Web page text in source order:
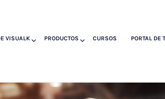
VISUALK PRODUCTOS CURSOS PORTAL DE